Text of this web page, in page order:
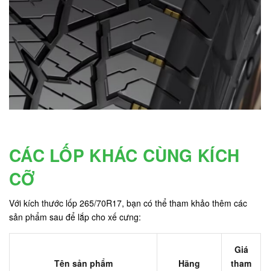
CÁC LỐP KHÁC CÙNG KÍCH
CỠ
Với kích thước lốp 265/70R17, bạn có thể tham khảo thêm các
sản phẩm sau để lắp cho xế cưng:
Tên sản phẩm Hãng
Giá
tham